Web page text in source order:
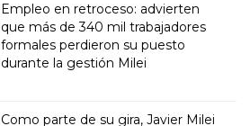
Empleo en retroceso: advierten
que más de 340 mil trabajadores
formales perdieron su puesto
durante la gestión Milei
Como parte de su gira, Javier Milei